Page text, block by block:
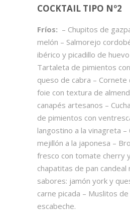
COCKTAIL TIPO Nº2
Fríos: – Chupitos de
melón – Salmorejo
ibérico y picadillo de
Tartaleta de pimientos
queso de cabra –
foie con textura de
canapés artesanos –
de pimientos con
langostino a la vinagreta –
mejillón a la japonesa –
fresco con tomate cherry
chapatitas de pan
sabores: jamón york y
carne picada – Muslitos
escabeche.